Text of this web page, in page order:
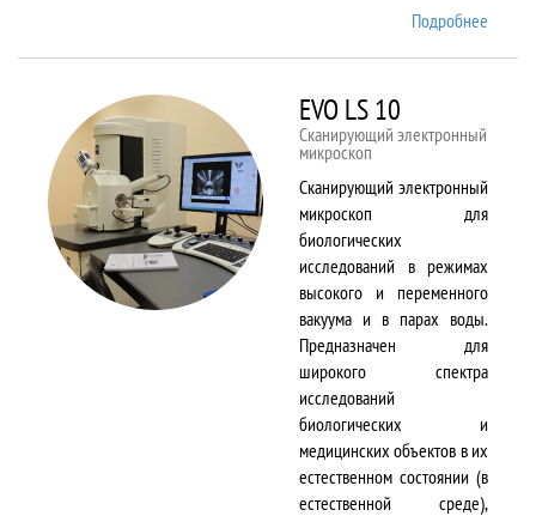
Подробнее
EVO LS 10
Сканирующий электронный
микроскоп
Сканирующий электронный
микроскоп для
биологических
исследований в режимах
высокого и переменного
вакуума и в парах воды.
Предназначен для
широкого спектра
исследований
биологических и
медицинских объектов в их
естественном состоянии (в
естественной среде),